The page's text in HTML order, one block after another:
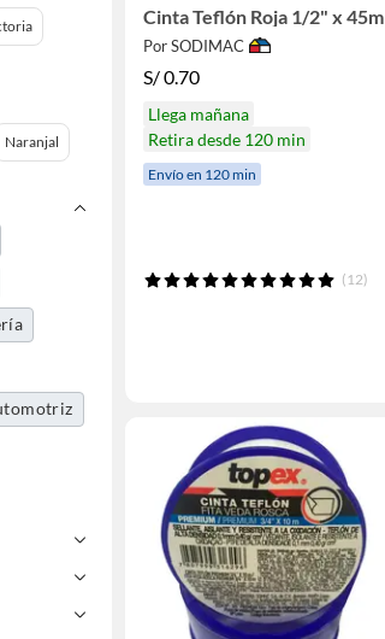
Naranjal
Cinta Teflón Roja 1/2" x 45m
Por SODIMAC
S/0.70
Llega mañana
Retira desde 120 min
Envío en 120 min
(12)